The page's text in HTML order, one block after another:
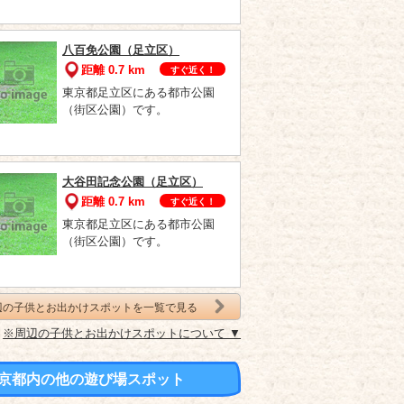
八百免公園（足立区）
距離 0.7 km
すぐ近く！
東京都足立区にある都市公園
（街区公園）です。
大谷田記念公園（足立区）
距離 0.7 km
すぐ近く！
東京都足立区にある都市公園
（街区公園）です。
の子供とお出かけスポットを一覧で見る
※周辺の子供とお出かけスポットについて ▼
都内の他の遊び場スポット